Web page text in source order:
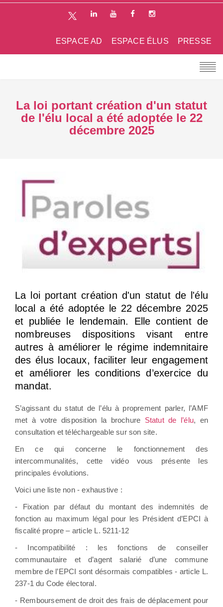
PRESSE
ESPACE ÉLUS
ESPACE AD
La loi portant création d'un statut
de l'élu local a été adoptée le 22
décembre 2025
La loi portant création d'un statut de l'élu
local a été adoptée le 22 décembre 2025
et publiée le lendemain. Elle contient de
nombreuses dispositions visant entre
autres à améliorer le régime indemnitaire
des élus locaux, faciliter leur engagement
et améliorer les conditions d’exercice du
mandat.
S’agissant du statut de l’élu à proprement parler, l’AMF
met à votre disposition la brochure Statut de l’élu, en
consultation et téléchargeable sur son site.
En ce qui concerne le fonctionnement des
intercommunalités, cette vidéo vous présente les
principales évolutions.
Voici une liste non - exhaustive :
- Fixation par défaut du montant des indemnités de
fonction au maximum légal pour les Président d’EPCI à
fiscalité propre – article L. 5211-12
- Incompatibilité : les fonctions de conseiller
communautaire et d’agent salarié d’une commune
membre de l’EPCI sont désormais compatibles - article L.
237-1 du Code électoral.
- Remboursement de droit des frais de déplacement pour